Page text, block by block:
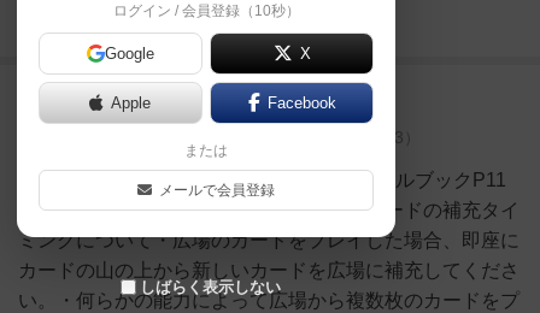
ログイン/無料会員登録
が閲覧
3）
エバーデール完全日本語版（第3刷）のルールブックP11
に記載のカードを引くの項目中広場へのカードの補充タイ
ミングについて・広場のカードをプレイした場合、即座に
カードの山の上から新しいカードを広場に補充してくださ
い。・何らかの能力によって広場から複数枚のカードをプ
ログイン / 会員登録（10秒）
Google X
Apple Facebook
または
メールで会員登録
しばらく表示しない